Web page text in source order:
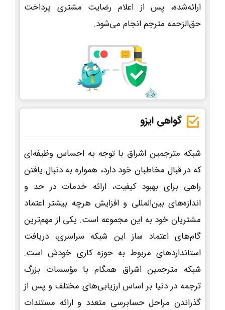
ارائه‌شده، پس از اعلام رضایت مشتری پرداخت
حق‌الزحمه مترجم انجام می‌شود.
گواهی ایزو
شبکه مترجمین اشراق با توجه به احساس وظیفه‌ای
که در قبال مخاطبان خود دارد، همواره به دنبال یافتن
راهی برای بهبود کیفیت، ارائه خدمات در حد و
اندازه‌های بین‌المللی و افزایش هرچه بیشتر اعتماد
مشتریان خود به این مجموعه است. یکی از مهم‌ترین
گام‌های اعتماد ساز این شبکه سراسری، دریافت
استانداردهای مربوط به حوزه کاری خودش است.
شبکه مترجمین اشراق همگام با مؤسسات بزرگ
ترجمه در دنیا بر اساس ارزیابی‌های مختلف و پس از
گذراندن مراحل حسابرسی متعدد و ارائه مستندات